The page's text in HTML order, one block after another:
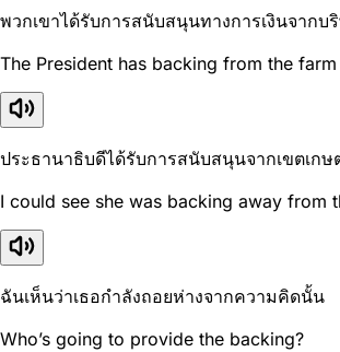
พวกเขาได้รับการสนับสนุนทางการเงินจากบ
The President has backing from the
ประธานาธิบดีได้รับการสนับสนุนจากเขตเกษ
I could see she was backing away from
ฉันเห็นว่าเธอกำลังถอยห่างจากความคิดนั้น
Who’s going to provide the backing?